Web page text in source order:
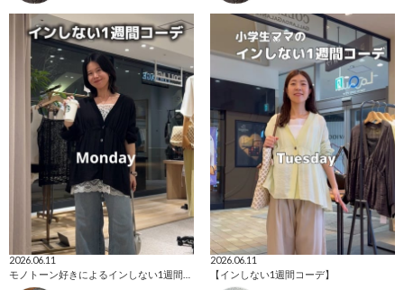
2026.06.11
2026.06.11
【インしない1週間コーデ】